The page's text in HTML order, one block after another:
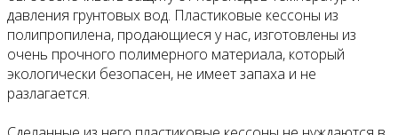
давления грунтовых вод. Пластиковые кессоны из
полипропилена, продающиеся у нас, изготовлены из
очень прочного полимерного материала, который
экологически безопасен, не имеет запаха и не
разлагается.